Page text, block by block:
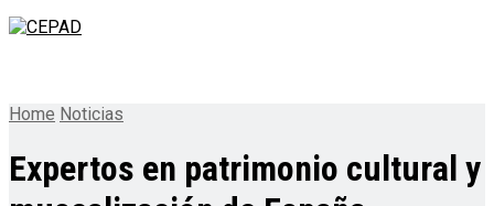
Home Noticias
Expertos en patrimonio cultural y